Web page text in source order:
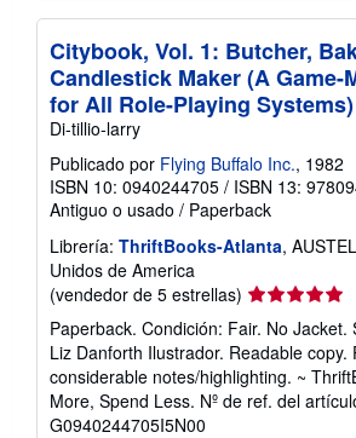
Citybook, Vol. 1: Butcher,
Candlestick Maker (A Game-
for All Role-Playing Systems)
Di-tillio-larry
Publicado por Flying Buffalo Inc., 1982
ISBN 10: 0940244705 / ISBN 13:
Antiguo o usado / Paperback
Librería: ThriftBooks-Atlanta,
Unidos de America
(vendedor de 5 estrellas) Calificación
del
vendedor:
5
de
5
Paperback. Condición: Fair. No Jacket.
Liz Danforth Ilustrador. Readable copy.
considerable notes/highlighting. ~
More, Spend Less. Nº de ref. del
G0940244705I5N00